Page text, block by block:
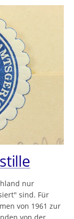
nur
sind. Für
von 1961 zur